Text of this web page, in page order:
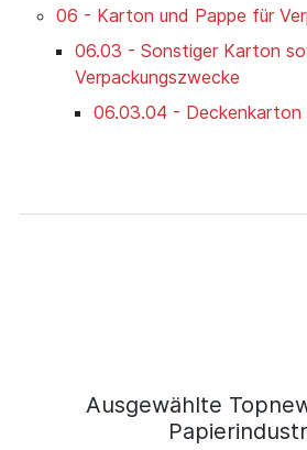
06 - Karton und Pappe für
06.03 - Sonstiger Karton
Verpackungszwecke
06.03.04 - Deckenkarton
Ausgewählte